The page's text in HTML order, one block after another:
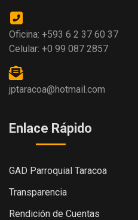
Oficina: +593 6 2 37 60 37
Celular: +0 99 087 2857
jptaracoa@hotmail.com
Enlace Rápido
GAD Parroquial Taracoa
Transparencia
Rendición de Cuentas